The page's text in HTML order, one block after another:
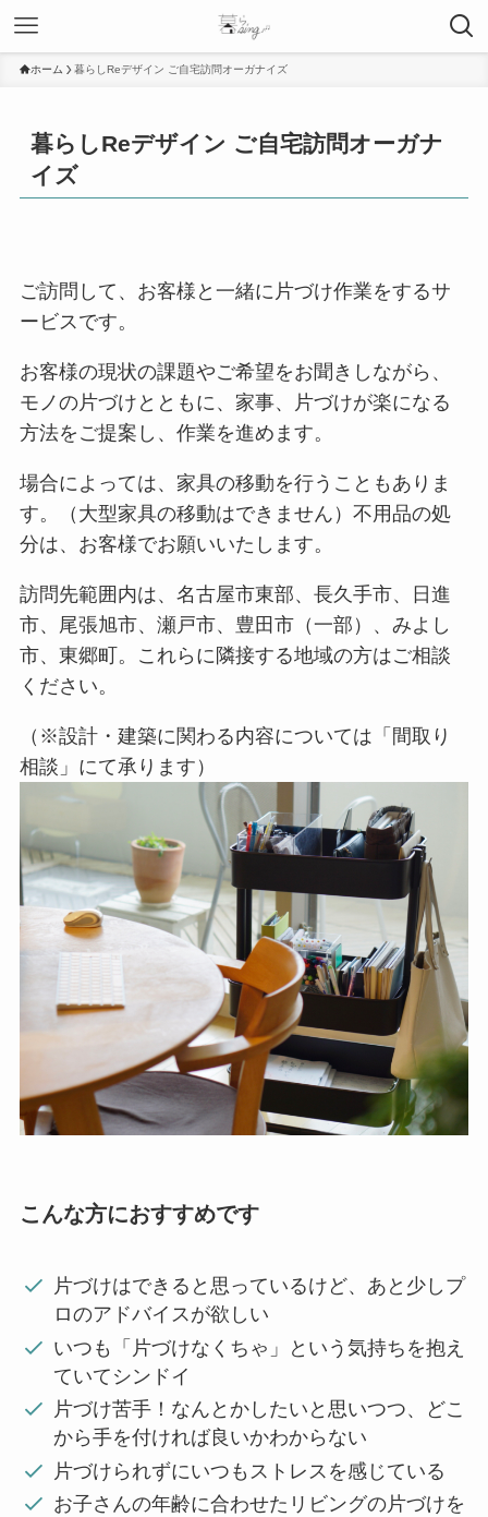
ホーム 暮らしReデザイン ご自宅訪問オーガナイズ
暮らしReデザイン ご自宅訪問オーガナ
イズ
ご訪問して、お客様と一緒に片づけ作業をするサ
ービスです。
お客様の現状の課題やご希望をお聞きしながら、
モノの片づけとともに、家事、片づけが楽になる
方法をご提案し、作業を進めます。
場合によっては、家具の移動を行うこともありま
す。（大型家具の移動はできません）不用品の処
分は、お客様でお願いいたします。
訪問先範囲内は、名古屋市東部、長久手市、日進
市、尾張旭市、瀬戸市、豊田市（一部）、みよし
市、東郷町。これらに隣接する地域の方はご相談
ください。
（※設計・建築に関わる内容については「間取り
相談」にて承ります）
こんな方におすすめです
片づけはできると思っているけど、あと少しプ
ロのアドバイスが欲しい
いつも「片づけなくちゃ」という気持ちを抱え
ていてシンドイ
片づけ苦手！なんとかしたいと思いつつ、どこ
から手を付ければ良いかわからない
片づけられずにいつもストレスを感じている
お子さんの年齢に合わせたリビングの片づけを